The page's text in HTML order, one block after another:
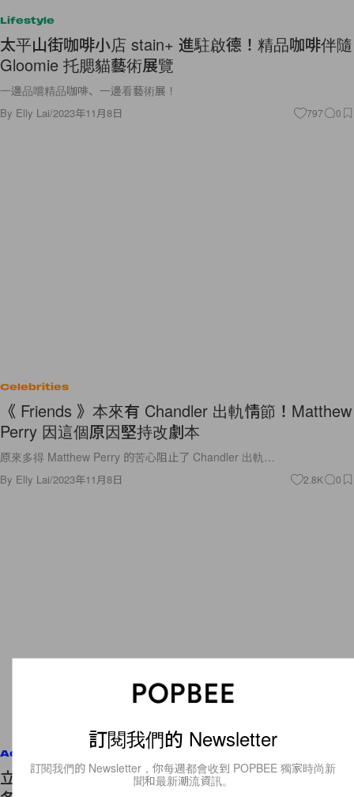
Lifestyle
太平山街咖啡小店 stain+ 進駐啟德！精品咖啡伴隨
Gloomie 托腮貓藝術展覽
一邊品嚐精品咖啡、一邊看藝術展！
By Elly Lai/2023年11月8日 797 0
Celebrities
《 Friends 》本來有 Chandler 出軌情節！Matthew
Perry 因這個原因堅持改劇本
原來多得 Matthew Perry 的苦心阻止了 Chandler 出軌…
By Elly Lai/2023年11月8日 2.8K 0
Accessories
立地成熊：Balenciaga 再次攜手 Crocs，鋪滿了秋
訂閱我們的 Newsletter
訂閱我們的 Newsletter，你每週都會收到 POPBEE 獨家時尚新
聞和最新潮流資訊。